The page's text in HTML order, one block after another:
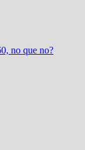
no que no?